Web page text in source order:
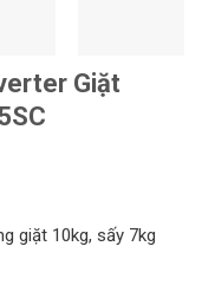
Giặt
giặt 10kg, sấy 7kg